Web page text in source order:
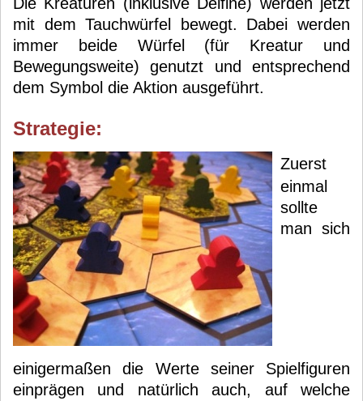
mit dem Tauchwürfel bewegt. Dabei werden
immer beide Würfel (für Kreatur und
Bewegungsweite) genutzt und entsprechend
dem Symbol die Aktion ausgeführt.
Strategie:
Zuerst
einmal
sollte
man sich
einigermaßen die Werte seiner Spielfiguren
einprägen und natürlich auch, auf welche